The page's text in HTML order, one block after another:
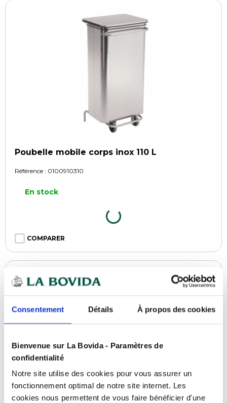
Consentement Détails À propos des cookies
Bienvenue sur La Bovida - Paramètres de
confidentialité
Notre site utilise des cookies pour vous assurer un
fonctionnement optimal de notre site internet. Les
cookies nous permettent de vous faire bénéficier d'une
Poubelle mobile corps inox 110 L
Référence : 0100910310
En stock
COMPARER